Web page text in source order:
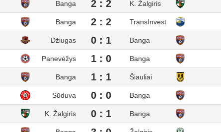
Banga 2 : 2 K. Žalgiris
Banga 2 : 2 TransInvest
Džiugas 0 : 1 Banga
Panevėžys 1 : 0 Banga
Banga 1 : 1 Šiauliai
Sūduva 0 : 0 Banga
K. Žalgiris 0 : 1 Banga